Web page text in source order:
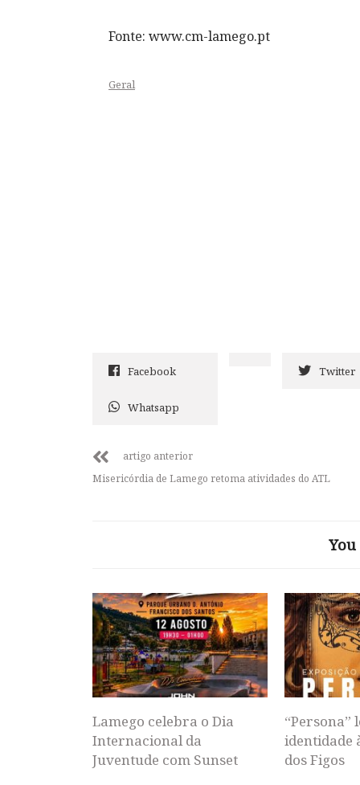
Fonte: www.cm-lamego.pt
Geral
Facebook Twitter
Whatsapp
artigo anterior
Misericórdia de Lamego retoma atividades do ATL
Lamego celebra o Dia
Internacional da
Juventude com Sunset
“Persona”
identidade
dos Figos